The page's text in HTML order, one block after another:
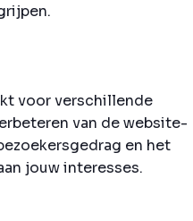
voor verschillende
van de website-
en het
jouw interesses.